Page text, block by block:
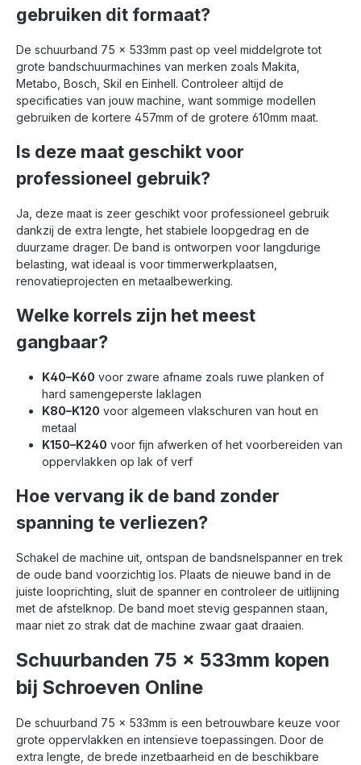
gebruiken dit formaat?
De schuurband 75 x 533mm past op veel middelgrote tot
grote bandschuurmachines van merken zoals Makita,
Metabo, Bosch, Skil en Einhell. Controleer altijd de
specificaties van jouw machine, want sommige modellen
gebruiken de kortere 457mm of de grotere 610mm maat.
Is deze maat geschikt voor
professioneel gebruik?
Ja, deze maat is zeer geschikt voor professioneel gebruik
dankzij de extra lengte, het stabiele loopgedrag en de
duurzame drager. De band is ontworpen voor langdurige
belasting, wat ideaal is voor timmerwerkplaatsen,
renovatieprojecten en metaalbewerking.
Welke korrels zijn het meest
gangbaar?
K40–K60 voor zware afname zoals ruwe planken of
hard samengeperste laklagen
K80–K120 voor algemeen vlakschuren van hout en
metaal
K150–K240 voor fijn afwerken of het voorbereiden van
oppervlakken op lak of verf
Hoe vervang ik de band zonder
spanning te verliezen?
Schakel de machine uit, ontspan de bandsnelspanner en trek
de oude band voorzichtig los. Plaats de nieuwe band in de
juiste looprichting, sluit de spanner en controleer de uitlijning
met de afstelknop. De band moet stevig gespannen staan,
maar niet zo strak dat de machine zwaar gaat draaien.
Schuurbanden 75 x 533mm kopen
bij Schroeven Online
De schuurband 75 x 533mm is een betrouwbare keuze voor
grote oppervlakken en intensieve toepassingen. Door de
extra lengte, de brede inzetbaarheid en de beschikbare